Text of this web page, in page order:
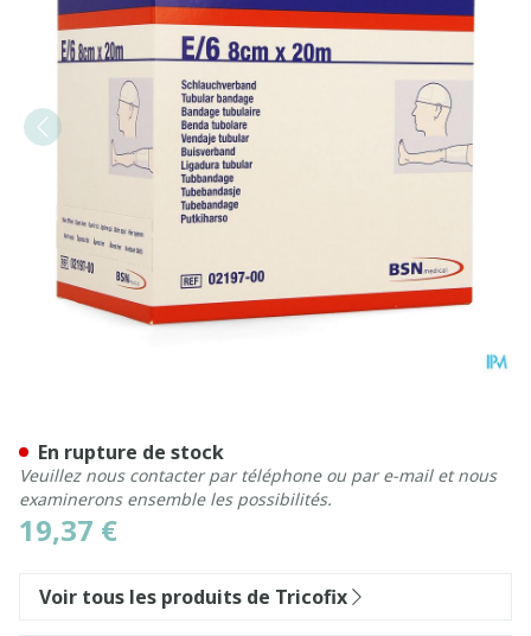
19,37 €
En rupture de stock
Veuillez nous contacter par téléphone ou par e-mail et nous
examinerons ensemble les possibilités.
Voir tous les produits de Tricofix